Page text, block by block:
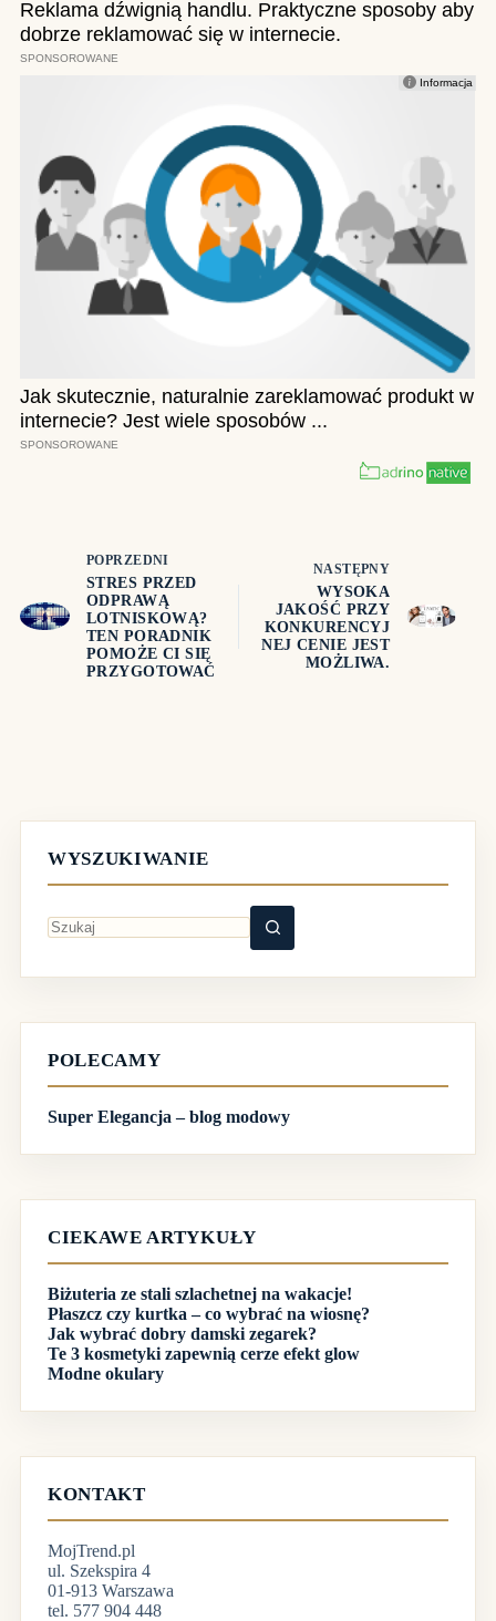
POPRZEDNI
STRES PRZED
ODPRAWĄ
LOTNISKOWĄ?
TEN PORADNIK
POMOŻE CI SIĘ
PRZYGOTOWAĆ
NASTĘPNY
WYSOKA
JAKOŚĆ PRZY
KONKURENCYJ
NEJ CENIE JEST
MOŻLIWA.
WYSZUKIWANIE
wyników
POLECAMY
Super Elegancja – blog modowy
CIEKAWE ARTYKUŁY
Biżuteria ze stali szlachetnej na wakacje!
Płaszcz czy kurtka – co wybrać na wiosnę?
Jak wybrać dobry damski zegarek?
Te 3 kosmetyki zapewnią cerze efekt glow
Modne okulary
KONTAKT
MojTrend.pl
ul. Szekspira 4
01-913 Warszawa
tel. 577 904 448